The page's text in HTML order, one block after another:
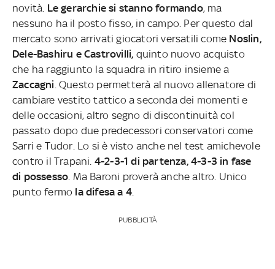
novità. Le gerarchie si stanno formando, ma
nessuno ha il posto fisso, in campo. Per questo dal
mercato sono arrivati giocatori versatili come Noslin,
Dele-Bashiru e Castrovilli, quinto nuovo acquisto
che ha raggiunto la squadra in ritiro insieme a
Zaccagni . Questo permetterà al nuovo allenatore di
cambiare vestito tattico a seconda dei momenti e
delle occasioni, altro segno di discontinuità col
passato dopo due predecessori conservatori come
Sarri e Tudor. Lo si è visto anche nel test amichevole
contro il Trapani. 4-2-3-1 di partenza, 4-3-3 in fase
di possesso . Ma Baroni proverà anche altro. Unico
punto fermo la difesa a 4
PUBBLICITÀ